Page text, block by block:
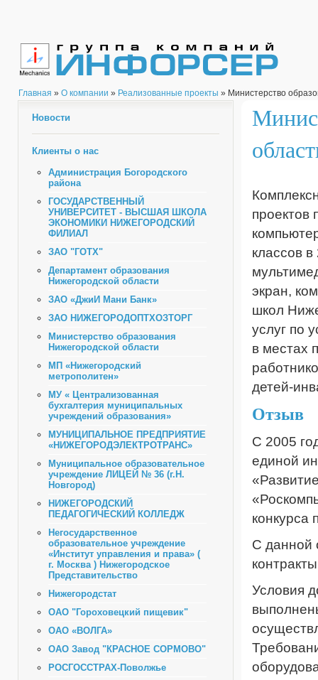
Главная » О компании » Реализованные проекты » Министерство
Новости
Клиенты о нас
Администрация Богородского
района
ГОСУДАРСТВЕННЫЙ
УНИВЕРСИТЕТ - ВЫСШАЯ ШКОЛА
ЭКОНОМИКИ НИЖЕГОРОДСКИЙ
ФИЛИАЛ
ЗАО "ГОТХ"
Департамент образования
Нижегородской области
ЗАО «ДжиИ Мани Банк»
ЗАО НИЖЕГОРОДОПТХОЗТОРГ
Министерство образования
Нижегородской области
МП «Нижегородский
метрополитен»
МУ « Централизованная
бухгалтерия муниципальных
учреждений образования»
МУНИЦИПАЛЬНОЕ ПРЕДПРИЯТИЕ
«НИЖЕГОРОДЭЛЕКТРОТРАНС»
Муниципальное образовательное
учреждение ЛИЦЕЙ № 36 (г.Н.
Новгород)
НИЖЕГОРОДСКИЙ
ПЕДАГОГИЧЕСКИЙ КОЛЛЕДЖ
Негосударственное
образовательное учреждение
«Институт управления и права» (
г. Москва ) Нижегородское
Представительство
Нижегородстат
ОАО "Гороховецкий пищевик"
ОАО «ВОЛГА»
ОАО Завод "КРАСНОЕ СОРМОВО"
РОСГОССТРАХ-Поволжье
проектов
классов в
экран,
школ
услуг по
в местах
детей-
Отзыв
С 2005
единой
конкурса
С данной
Условия